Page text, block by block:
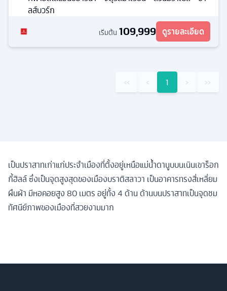
ลส์บวร์ก
เริ่มต้น 109,999 ดูรายละเอียด
‹‹ ‹ 1 › ››
เป็นปราสาทเก่าแก่ประจำเมืองที่ตั้งอยู่เหนือแม่น้ำดานูบบนเนินเขาร็อก
กี้ฮิลล์ ซึ่งเป็นจุดสูงสุดของเมืองบราติสลาวา เป็นอาคารทรงสี่เหลี่ยม
ผืนผ้า มีหอคอยสูง 80 เมตร อยู่ทั้ง 4 ด้าน ด้านบนปราสาทเป็นจุดชม
ทัศนีย์ภาพของเมืองที่สวยงามมาก